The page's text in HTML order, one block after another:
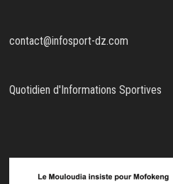
contact@infosport-dz.com
Quotidien d'Informations Sportives